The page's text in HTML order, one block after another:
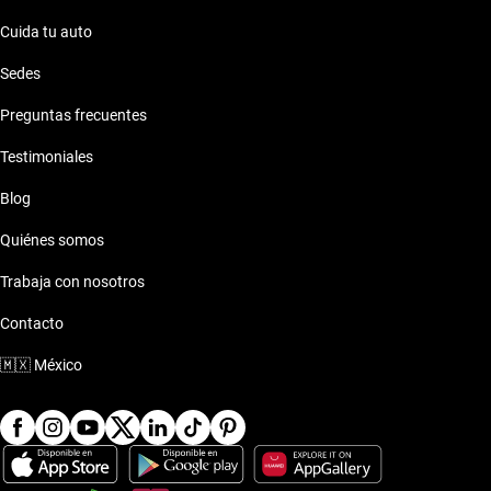
Cuida tu auto
Sedes
Preguntas frecuentes
Testimoniales
Blog
Quiénes somos
Trabaja con nosotros
Contacto
🇲🇽 México